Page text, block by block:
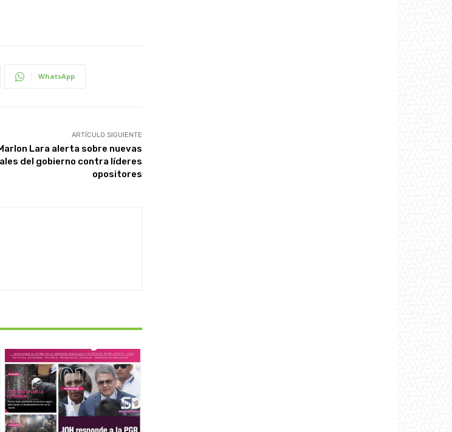
WhatsApp
ARTÍCULO SIGUIENTE
Lara alerta sobre nuevas
del gobierno contra líderes
opositores